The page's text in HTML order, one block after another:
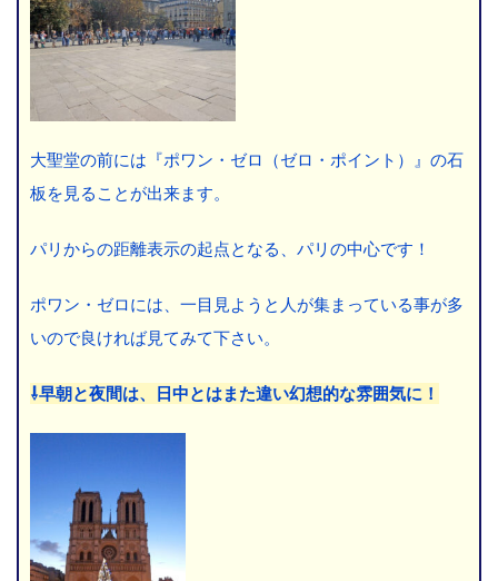
大聖堂の前には『ポワン・ゼロ（ゼロ・ポイント）』の石
板を見ることが出来ます。
パリからの距離表示の起点となる、パリの中心です！
ポワン・ゼロには、一目見ようと人が集まっている事が多
いので良ければ見てみて下さい。
⇩早朝と夜間は、日中とはまた違い幻想的な雰囲気に！